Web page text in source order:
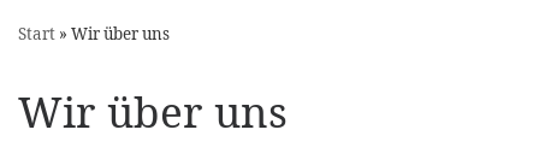
Start » Wir über uns
Wir über uns